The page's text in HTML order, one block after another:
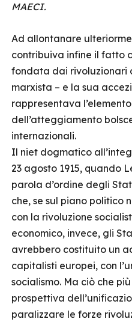
MAECI.
Ad allontanare
contribuiva infine il fatto
fondata dai rivoluzionari
marxista – e la sua
rappresentava
dell’atteggiamento
internazionali.
Il niet dogmatico
23 agosto 1915, quando
parola d’ordine degli
che, se sul piano politico
con la rivoluzione
economico, invece, gli
avrebbero costituito un
capitalisti europei, con
socialismo. Ma ciò che
prospettiva
paralizzare le forze